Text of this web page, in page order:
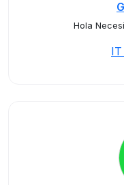
Hola